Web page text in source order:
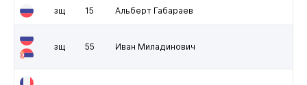
зщ 15 Альберт Габараев
зщ 55 Иван Миладинович